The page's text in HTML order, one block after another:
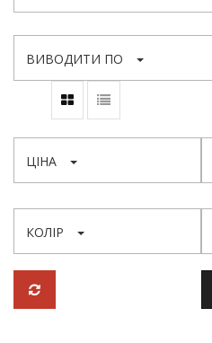
ВИВОДИТИ ПО
ЦІНА
КОЛІР